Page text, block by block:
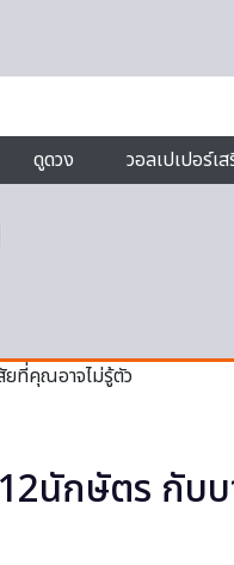
ดูดวง วอลเปเปอร์เ
นักษัตร กั